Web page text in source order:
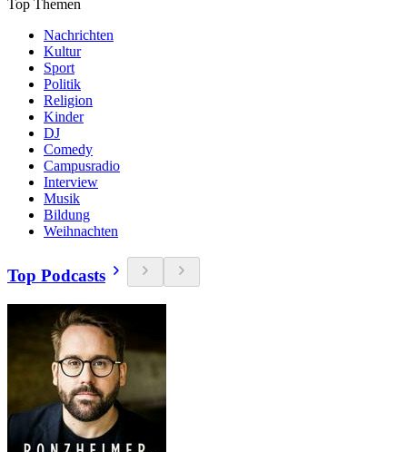
Top Themen
Nachrichten
Kultur
Sport
Politik
Religion
Kinder
DJ
Comedy
Campusradio
Interview
Musik
Bildung
Weihnachten
Top Podcasts